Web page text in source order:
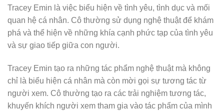
Tracey Emin là việc biểu hiện về tình yêu, tình dục và mối
quan hệ cá nhân. Cô thường sử dụng nghệ thuật để khám
phá và thể hiện về những khía cạnh phức tạp của tình yêu
và sự giao tiếp giữa con người.
Tracey Emin tạo ra những tác phẩm nghệ thuật mà không
chỉ là biểu hiện cá nhân mà còn mời gọi sự tương tác từ
người xem. Cô thường tạo ra các trải nghiệm tương tác,
khuyến khích người xem tham gia vào tác phẩm của mình